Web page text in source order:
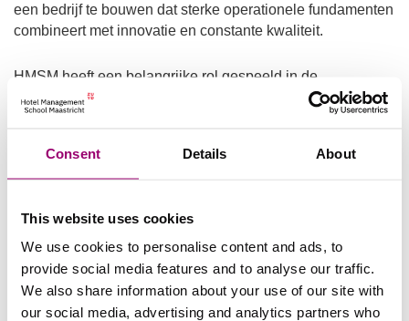
Consent Details About
This website uses cookies
We use cookies to personalise content and ads, to
provide social media features and to analyse our traffic.
We also share information about your use of our site with
our social media, advertising and analytics partners who
een bedrijf te bouwen dat sterke operationele fundamenten
combineert met innovatie en constante kwaliteit.
HMSM heeft een belangrijke rol gespeeld in de
voorbereiding op dit pad. De combinatie van
praktijkervaring, academische structuur en continue
wordt uitgedaagd om te groeien. De docenten, faciliteiten
en het sterke internationale netwerk bieden waardevolle
aangemoedigd. Deze balans heeft mij geholpen om me
zowel professioneel als persoonlijk te ontwikkelen.
Over tien jaar zie ik mezelf het familiebedrijf leiden en
verder uitbouwen, met een focus op groei, efficiëntie en